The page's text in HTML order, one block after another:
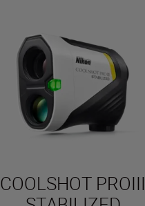
COOLSHOT PROIII